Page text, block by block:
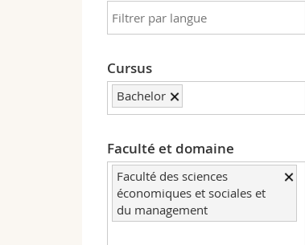
Cursus
Bachelor
Faculté et domaine
Faculté des sciences
économiques et sociales et
du management